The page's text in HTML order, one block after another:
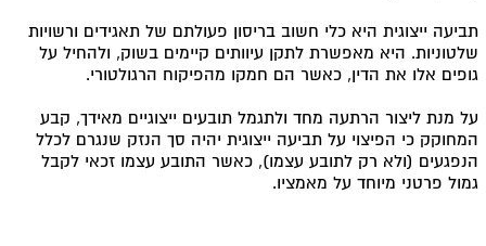
תביעה ייצוגית היא כלי חשוב בריסון פעולתם של תאגידים ורשויות
שלטוניות. היא מאפשרת לתקן עיוותים קיימים בשוק, ולהחיל על
גופים אלו את הדין, כאשר הם חמקו מהפיקוח הרגולטורי.
על מנת ליצור הרתעה מחד ולתגמל תובעים ייצוגיים מאידך, קבע
המחוקק כי הפיצוי על תביעה ייצוגית יהיה סך הנזק שנגרם לכלל
הנפגעים (ולא רק לתובע עצמו), כאשר התובע עצמו זכאי לקבל
גמול פרטני מיוחד על מאמציו.